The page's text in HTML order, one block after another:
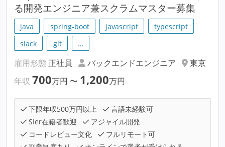
る開発エンジニア兼スクラムマスター募集
java spring-boot javascript
typescript
slack
git …
雇用形態 正社員 バックエンドエンジニア
東京
年収 700万円 〜 1,200万円
下限年収500万円以上
言語未経験可
SIer在籍者歓迎
アジャイル開発
コードレビュー文化
フルリモート可